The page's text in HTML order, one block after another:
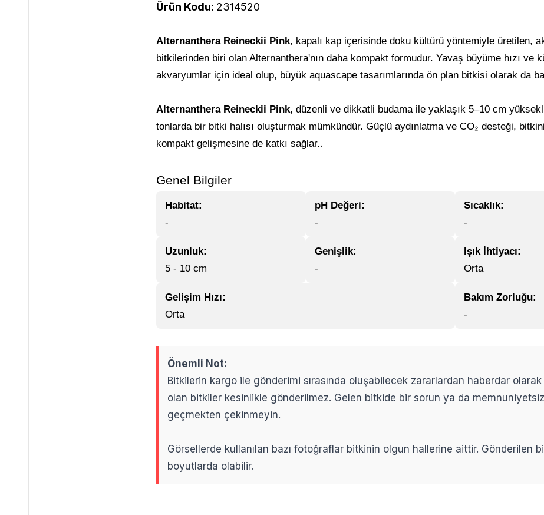
Ürün Kodu: 2314520
Alternanthera Reineckii Pink, kapalı kap içerisinde doku kültürü yöntemiyle üretilen,
bitkilerinden biri olan Alternanthera'nın daha kompakt formudur. Yavaş büyüme hızı ve
akvaryumlar için ideal olup, büyük aquascape tasarımlarında ön plan bitkisi olarak da
Alternanthera Reineckii Pink, düzenli ve dikkatli budama ile yaklaşık 5–10 cm
tonlarda bir bitki halısı oluşturmak mümkündür. Güçlü aydınlatma ve CO₂ desteği,
kompakt gelişmesine de katkı sağlar..
Genel Bilgiler
Habitat:
-
pH Değeri:
-
Sıcaklık:
-
Uzunluk:
5 - 10 cm
Genişlik:
-
Işık İhtiyacı:
Orta
Gelişim Hızı:
Orta
Bakım Zorluğu:
-
Önemli Not:
Bitkilerin kargo ile gönderimi sırasında oluşabilecek zararlardan haberdar
olan bitkiler kesinlikle gönderilmez. Gelen bitkide bir sorun ya da
geçmekten çekinmeyin.
Görsellerde kullanılan bazı fotoğraflar bitkinin olgun hallerine aittir. Gönderilen
boyutlarda olabilir.